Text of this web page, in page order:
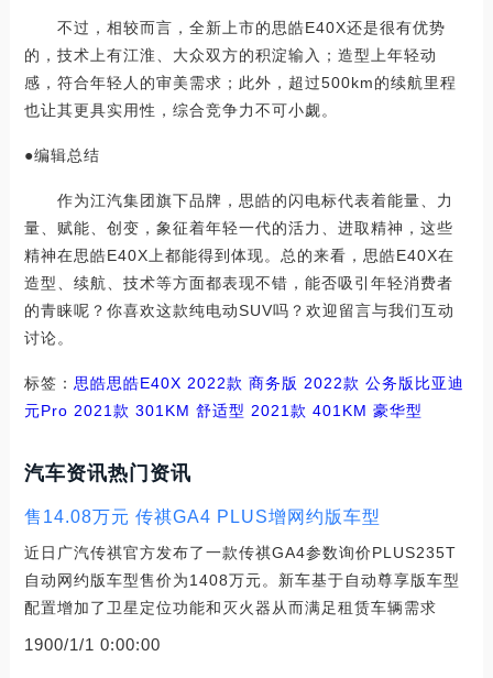
不过，相较而言，全新上市的思皓E40X还是很有优势
的，技术上有江淮、大众双方的积淀输入；造型上年轻动
感，符合年轻人的审美需求；此外，超过500km的续航里程
也让其更具实用性，综合竞争力不可小觑。
●编辑总结
作为江汽集团旗下品牌，思皓的闪电标代表着能量、力
量、赋能、创变，象征着年轻一代的活力、进取精神，这些
精神在思皓E40X上都能得到体现。总的来看，思皓E40X在
造型、续航、技术等方面都表现不错，能否吸引年轻消费者
的青睐呢？你喜欢这款纯电动SUV吗？欢迎留言与我们互动
讨论。
标签： 思皓思皓E40X 2022款 商务版 2022款 公务版 比亚迪
元Pro 2021款 301KM 舒适型 2021款 401KM 豪华型
汽车资讯热门资讯
售14.08万元 传祺GA4 PLUS增网约版车型
近日广汽传祺官方发布了一款传祺GA4参数询价PLUS235T
自动网约版车型售价为1408万元。新车基于自动尊享版车型
配置增加了卫星定位功能和灭火器从而满足租赁车辆需求
1900/1/1 0:00:00